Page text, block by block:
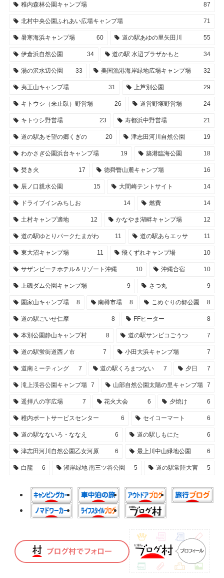
稚内森林公園キャンプ場 87
北村中央公園ふれあい広場キャンプ場 71
暑寒海浜キャンプ場 60 道の駅あゆの里矢田川 55
伊倉浜自然公園 34 道の駅 水辺プラザかもと 34
湯の沢水辺公園 33 美国漁港海岸緑地広場キャンプ場 32
夷王山キャンプ場 31 上芦別公園 29
キトウシ（来止臥）野営場 26 道営野塚野営場 24
キトウシ野営場 23 寿都浜中野営場 21
道の駅あそ望の郷くぎの 20 津志田河川自然公園 19
わかさぎ公園浜台キャンプ場 19 築港臨海公園 18
焚き火 17 徳舜瞥山麓キャンプ場 16
辰ノ口親水公園 15 大間崎テントサイト 14
ドライブインみちしお 14 燃費 14
土村キャンプ適地 12 かなやま湖畔キャンプ場 12
道の駅ゆとりパークたまがわ 11 道の駅あらエッサ 11
東大沼キャンプ場 11 飛くずれキャンプ場 10
サザンビーチホテル＆リゾート沖縄 10 沖縄合宿 10
上磯ダム公園キャンプ場 9 さつ丸 9
園家山キャンプ場 8 南樽市場 8 こめぐりの郷公園 8
道の駅ごいせ仁摩 8 FFヒーター 8
本別公園静山キャンプ村 8 道の駅サンピコごうつ 7
道の駅蛍街道西ノ市 7 小田大浜キャンプ場 7
道南ミーティング 7 道の駅くろまつない 7 夕日 7
滝上渓谷公園キャンプ場 7 山部自然公園太陽の里キャンプ場 7
遥拝八の字広場 7 花火大会 6 夕焼け 6
稚内ポートサービスセンター 6 セイコーマート 6
道の駅なないろ・ななえ 6 道の駅しもにた 6
津志田河川自然公園乙女河原 6 最上川中山緑地公園 6
白龍 6 湖岸緑地 南三ツ谷公園 5 道の駅常陸大宮 5